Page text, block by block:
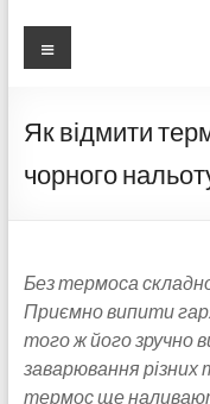
Меню
Як відмити
чорного
Без термоса
Приємно випити
того ж його зручно
заварювання різних
термос ще